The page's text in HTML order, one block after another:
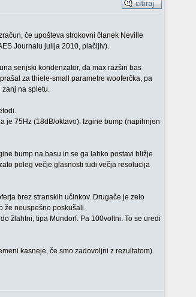
če upošteva strokovni članek Neville
Journalu julija 2010, plačljiv).
serijski kondenzator, da max razširi bas
za thiele-small parametre wooferčka, pa
zanj na spletu.
je 75Hz (18dB/oktavo). Izgine bump (napihnjen
bump na basu in se ga lahko postavi bližje
poleg večje glasnosti tudi večja resolucija
brez stranskih učinkov. Drugače je zelo
že neuspešno poskušali.
žlahtni, tipa Mundorf. Pa 100voltni. To se uredi
kasneje, če smo zadovoljni z rezultatom).